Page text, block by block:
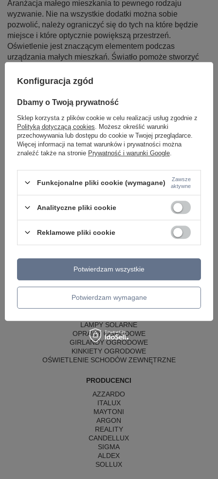
Aranżacja małego mieszkania to pewnego rodzaju
wyzwanie. Nie na wszystkie dodatki można sobie
pozwolić, należy ograniczyć się do tych na które będzie
miejsce i które optycznie powiększą przestrzeń.
Oświetlenie jest znaczącym elementem podczas
urządzania małych mieszkań. Światło pomoże stworzyć
mieszkanie będzie wydawało się większe. Dlatego
przemyślany.
Czytaj więcej
LAMPY WEWNĘTRZNE
KINKIETY NAD LUSTRO
ŻYRANDOLE
ŻYRANDOLE KRYSZTAŁOWE
LAMPY WISZĄCE CZARNE
LAMPY WISZĄCE - OKRĘGI
KINKIETY DO SYPIALNI
LAMPY SUFITOWE OKRĄGŁE
SŁUPKI OGRODOWE
LAMPY OGRODOWE - WISZĄCE
LAMPY WISZĄCE - ZEWNĘTRZNE
LAMPY SOLARNE
OPRAWY OGRODOWE
GIRLANDY OGRODOWE
KINKIETY OGRODOWE
OŚWIETLENIE SCHODÓW ZEWNĘTRZNE
PRODUCENCI
AZZARDO
ITALUX
MAYTONI
ARGON
REALITY
CANDELLUX
SIGMA
ALDEX
SOLLUX
Konfiguracja zgód
Dbamy o Twoją prywatność
Sklep korzysta z plików cookie w celu realizacji usług zgodnie z
Polityką dotyczącą cookies . Możesz określić warunki
przechowywania lub dostępu do cookie w Twojej przeglądarce.
Więcej informacji na temat warunków i prywatności można
znaleźć także na stronie Prywatność i warunki Google
Funkcjonalne pliki cookie (wymagane)
Zawsze
aktywne
Analityczne pliki cookie
Reklamowe pliki cookie
Potwierdzam wymagane
Potwierdzam wszystkie